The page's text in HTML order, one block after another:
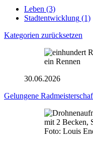
Leben (3)
Stadtentwicklung (1)
Kategorien zurücksetzen
30.06.2026
Gelungene
Foto: Louis